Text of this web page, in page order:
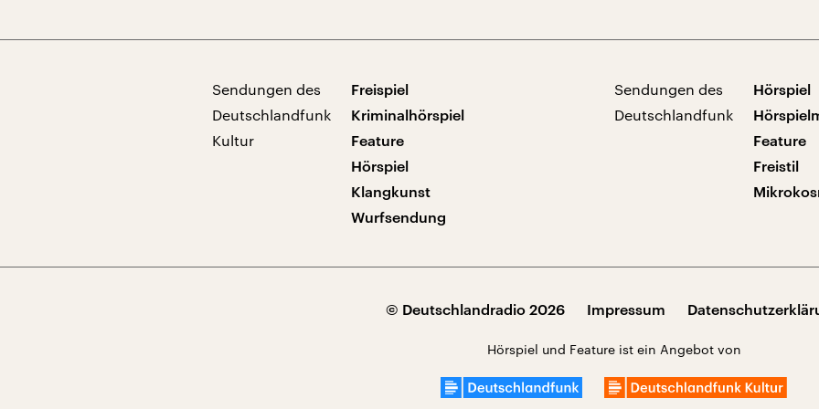
Sendungen des
Deutschlandfunk
Kultur
Freispiel
Kriminalhörspiel
Feature
Hörspiel
Klangkunst
Wurfsendung
Sendungen des
Deutschlandfunk
Hörspiel
Feature
Freistil
© Deutschlandradio 2026 Impressum
Hörspiel und Feature ist ein Angebot von